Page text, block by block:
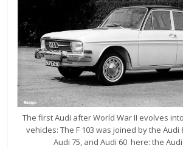
The first Audi after World War II evolves
vehicles: The F 103 was joined by the Audi
Audi 75, and Audi 60  here: the